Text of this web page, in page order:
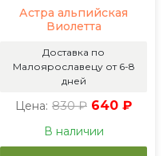
Астра альпийская
Виолетта
Доставка по
Малоярославецу от 6-8
дней
Цена: 830 ₽ 640 ₽
В наличии